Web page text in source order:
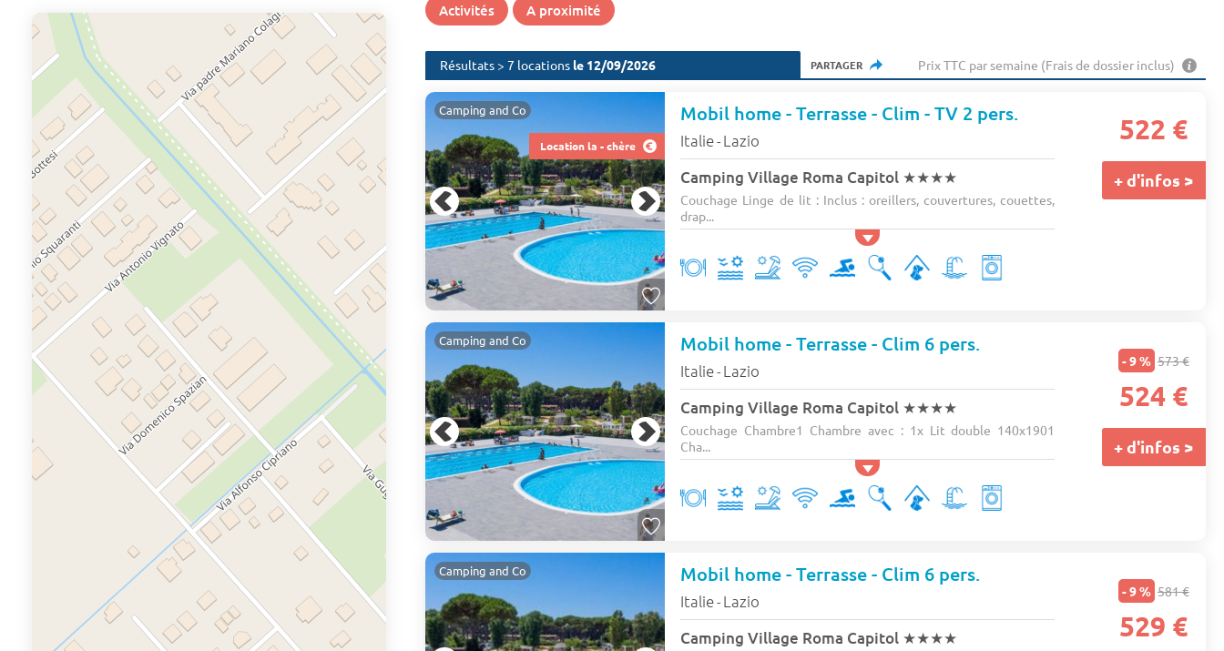
Activités A proximité
Résultats > 7 locations le 12/09/2026 PARTAGER Prix TTC par semaine (Frais de dossier inclus)
Location la - chère
Camping and Co Mobil home - Terrasse - Clim - TV 2 pers.
Italie- Lazio
Camping Village Roma Capitol ★★★★
Couchage Linge de lit : Inclus : oreillers, couvertures, couettes,
drap...
522 €
+ d'infos >
Camping and Co Mobil home - Terrasse - Clim 6 pers.
Italie- Lazio
Camping Village Roma Capitol ★★★★
Couchage Chambre1 Chambre avec : 1x Lit double 140x1901
Cha...
- 9 % 573 €
524 €
+ d'infos >
Camping and Co Mobil home - Terrasse - Clim 6 pers.
Italie- Lazio
Camping Village Roma Capitol ★★★★
- 9 % 581 €
529 €